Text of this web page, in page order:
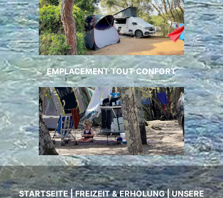
EMPLACEMENT TOUT CONFORT
STARTSEITE|FREIZEIT & ERHOLUNG|UNSERE